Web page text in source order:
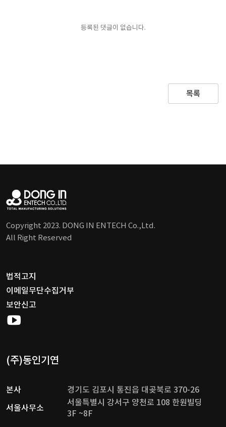
등록된 댓글이 없습니다.
목록
Copyright 2023. DONG IN ENTECH Co.,Ltd.
All Right Reserved
법적고지
이메일무단수집거부
보안신고
(주)동인기연
본사
경기도 김포시 통진읍 대곶북로 370-26
서울사무소
서울특별시 강서구 양천로 108 한원빌딩
3F ~8F